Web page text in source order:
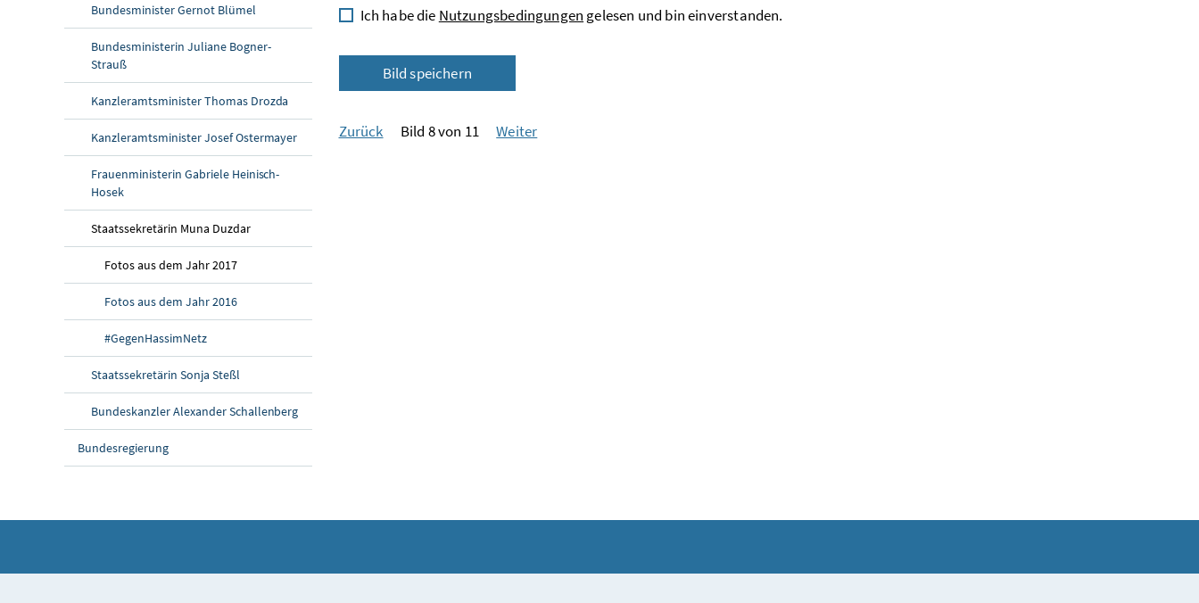
Bundesminister Gernot Blümel
Bundesministerin Juliane Bogner-
Strauß
Kanzleramtsminister Thomas Drozda
Kanzleramtsminister Josef Ostermayer
Frauenministerin Gabriele Heinisch-
Hosek
Staatssekretärin Muna Duzdar
Fotos aus dem Jahr 2017
Fotos aus dem Jahr 2016
#GegenHassimNetz
Staatssekretärin Sonja Steßl
Bundeskanzler Alexander Schallenberg
Bundesregierung
Ich habe die Nutzungsbedingungen gelesen und bin einverstanden.
Bild speichern
Zurück Bild 8 von 11 Weiter